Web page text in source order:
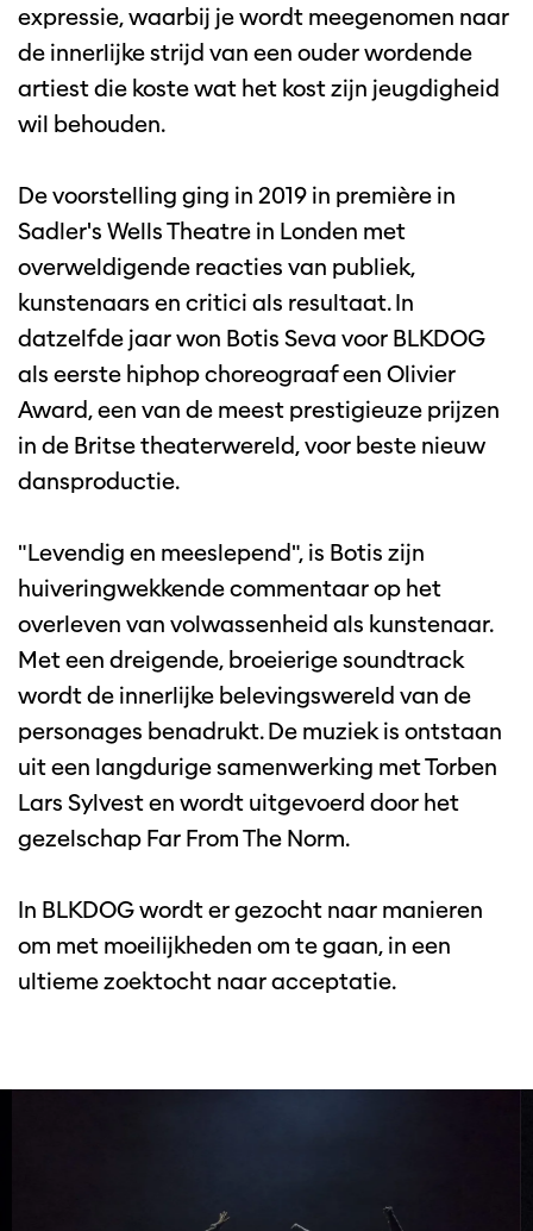
expressie, waarbij je wordt meegenomen naar
de innerlijke strijd van een ouder wordende
artiest die koste wat het kost zijn jeugdigheid
wil behouden.
De voorstelling ging in 2019 in première in
Sadler's Wells Theatre in Londen met
overweldigende reacties van publiek,
kunstenaars en critici als resultaat. In
datzelfde jaar won Botis Seva voor BLKDOG
als eerste hiphop choreograaf een Olivier
Award, een van de meest prestigieuze prijzen
in de Britse theaterwereld, voor beste nieuw
dansproductie.
"Levendig en meeslepend", is Botis zijn
huiveringwekkende commentaar op het
overleven van volwassenheid als kunstenaar.
Met een dreigende, broeierige soundtrack
wordt de innerlijke belevingswereld van de
personages benadrukt. De muziek is ontstaan
uit een langdurige samenwerking met Torben
Lars Sylvest en wordt uitgevoerd door het
gezelschap Far From The Norm.
In BLKDOG wordt er gezocht naar manieren
om met moeilijkheden om te gaan, in een
ultieme zoektocht naar acceptatie.
Inzoomen